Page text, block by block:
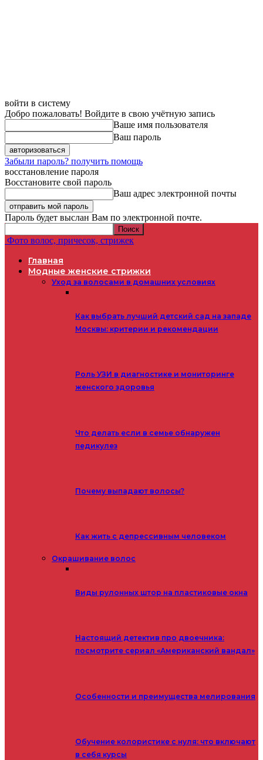
войти в систему
Добро пожаловать! Войдите в свою учётную запись
Ваше имя пользователя
Ваш пароль
Забыли пароль? получить помощь
восстановление пароля
Восстановите свой пароль
Ваш адрес электронной почты
Пароль будет выслан Вам по электронной почте.
Фото волос, причесок, стрижек
Главная
Модные женские стрижки
Уход за волосами в домашних условиях
Как выбрать лучший детский сад на западе
Москвы: критерии и рекомендации
Роль УЗИ в диагностике и мониторинге
женского здоровья
Что делать если в семье обнаружен
педикулез
Почему выпадают волосы?
Как жить с депрессивным человеком
Окрашивание волос
Виды рулонных штор на пластиковые окна
Настоящий детектив про двоечника:
посмотрите сериал «Американский вандал»
Особенности и преимущества мелирования
Обучение колористике с нуля: что включают
в себя курсы